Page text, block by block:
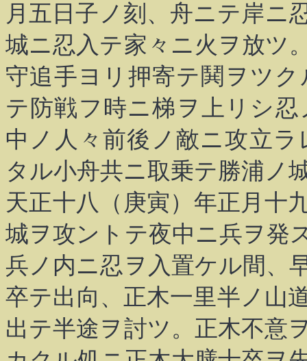
月五日子ノ刻、舟ニテ岸ニ
城ニ忍入テ家々ニ火ヲ放ツ
守追手ヨリ押寄テ鬨ヲツ
テ防戦フ時ニ梯ヲ上リシ
中ノ人々前後ノ敵ニ攻立
タル小舟共ニ取乗テ勝浦ノ
天正十八（庚寅）年正月十
城ヲ攻ントテ夜中ニ兵ヲ発
兵ノ内ニ忍ヲ入置ケル間、
卒テ出向、正木一里半ノ山
出テ半途ヲ討ツ。正木不意